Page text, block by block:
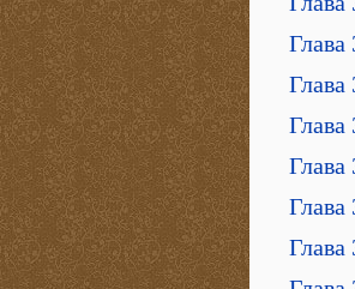
Глава
Глава
Глава
Глава
Глава
Глава